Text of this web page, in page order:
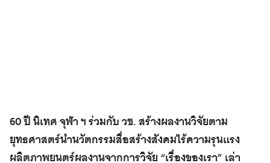
60 ปี นิเทศ จุฬา ฯ ร่วมกับ วช. สร้างผลงานวิจัยตาม
ยุทธศาสตร์นำนวัตกรรมสื่อสร้างสังคมไร้ความรุนแรง
ผลิตภาพยนตร์ผลงานจากการวิจัย “เรื่องของเรา” เล่า